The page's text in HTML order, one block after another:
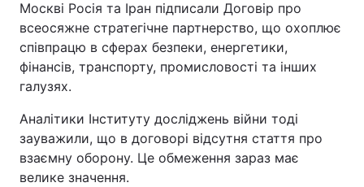
Москві Росія та Іран підписали Договір про
всеосяжне стратегічне партнерство, що охоплює
співпрацю в сферах безпеки, енергетики,
фінансів, транспорту, промисловості та інших
галузях.
Аналітики Інституту досліджень війни тоді
зауважили, що в договорі відсутня стаття про
взаємну оборону. Це обмеження зараз має
велике значення.